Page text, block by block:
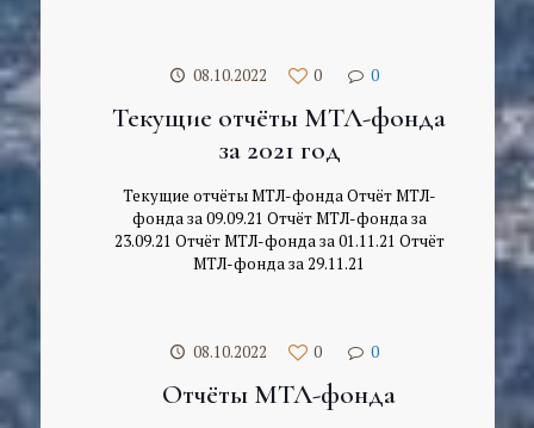
08.10.2022 0 0
Текущие отчёты МТЛ-фонда
за 2021 год
Текущие отчёты МТЛ-фонда Отчёт МТЛ-
фонда за 09.09.21 Отчёт МТЛ-фонда за
23.09.21 Отчёт МТЛ-фонда за 01.11.21 Отчёт
МТЛ-фонда за 29.11.21
08.10.2022 0 0
Отчёты МТЛ-фонда